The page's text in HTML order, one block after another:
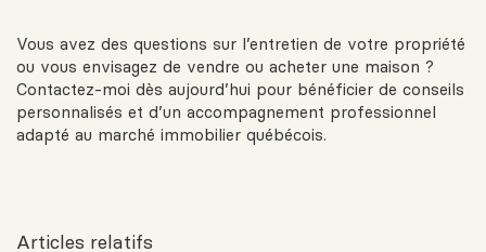
Vous avez des questions sur l’entretien de votre propriété
ou vous envisagez de vendre ou acheter une maison ?
Contactez-moi dès aujourd’hui pour bénéficier de conseils
personnalisés et d’un accompagnement professionnel
adapté au marché immobilier québécois.
Articles relatifs